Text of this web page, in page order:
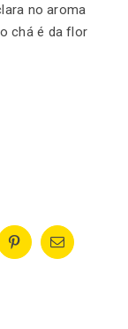
no aroma
chá é da flor
PinterestEmail